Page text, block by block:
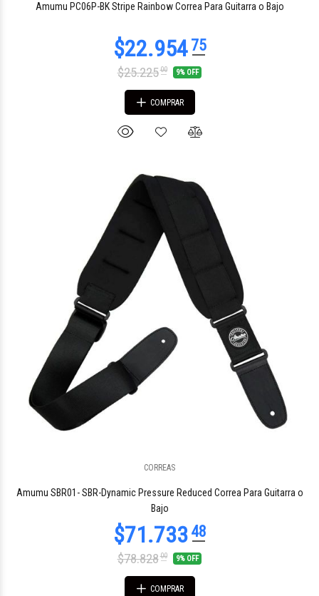
Amumu PC06P-BK Stripe Rainbow Correa Para Guitarra o Bajo
$25.22500 9% OFF
COMPRAR
CORREAS
Amumu SBR01- SBR-Dynamic Pressure Reduced Correa Para Guitarra o
Bajo
$78.82800 9% OFF
COMPRAR
10